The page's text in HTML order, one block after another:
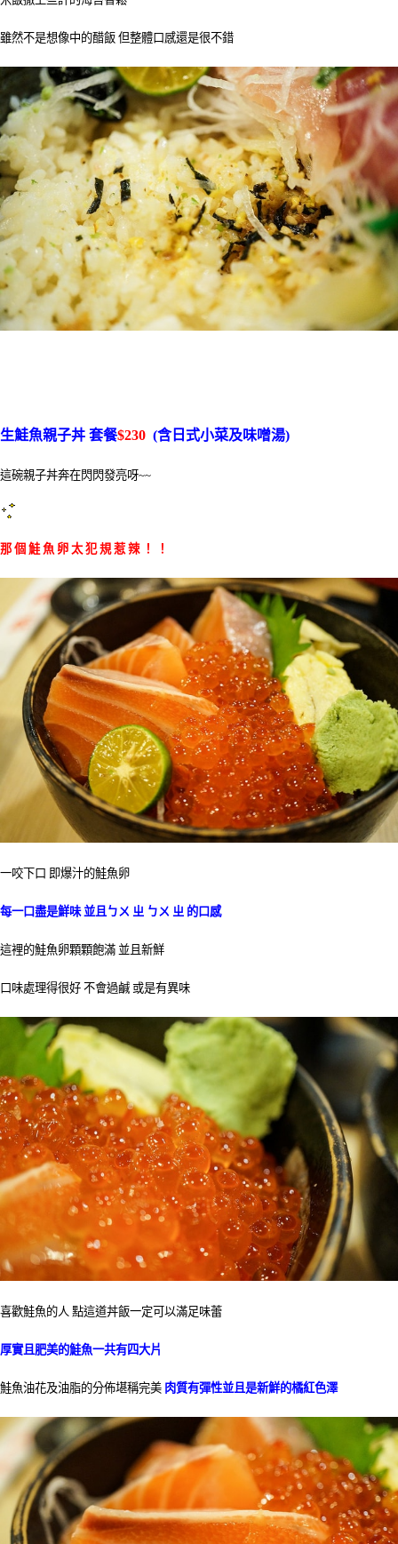
雖然不是想像中的醋飯 但整體口感還是很不錯
生鮭魚親子丼 套餐$230 (含日式小菜及味噌湯)
這碗親子丼奔在閃閃發亮呀~~
那 個 鮭 魚 卵 太 犯 規 惹 辣 ！ ！
一咬下口 即爆汁的鮭魚卵
每一口盡是鮮味 並且ㄅㄨ ㄓ ㄅㄨ ㄓ 的口感
這裡的鮭魚卵顆顆飽滿 並且新鮮
口味處理得很好 不會過鹹 或是有異味
喜歡鮭魚的人 點這道丼飯一定可以滿足味蕾
厚實且肥美的鮭魚一共有四大片
鮭魚油花及油脂的分佈堪稱完美 肉質有彈性並且是新鮮的橘紅色澤